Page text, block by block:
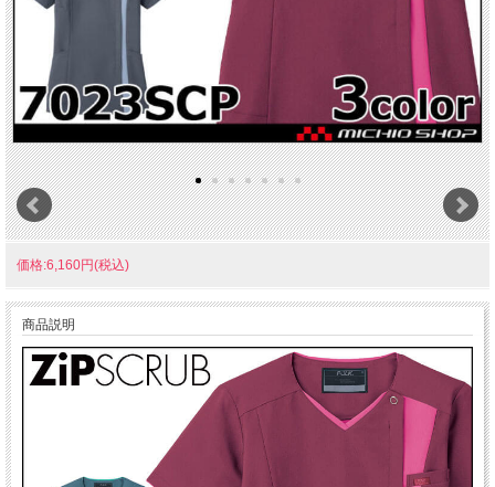
価格:6,160円(税込)
商品説明